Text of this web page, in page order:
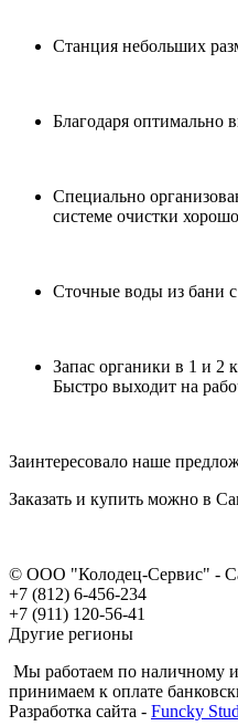
Станция небольших
Благодаря оптимально
Специально
системе очистки
Сточные воды из бани
Запас органики в 1 и 2
Быстро выходит на
Заинтересовало наше
Заказать и купить можно в
© ООО "Колодец-Сервис" -
+7 (812) 6-456-234
+7 (911) 120-56-41
Другие регионы
Мы работаем по наличному и
принимаем к оплате
Разработка сайта - Funcky